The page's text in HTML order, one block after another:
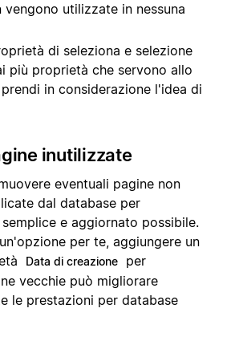
vengono utilizzate in nessuna
di seleziona e selezione
più proprietà che servono allo
in considerazione l'idea di
inutilizzate
eventuali pagine non
dal database per
e aggiornato possibile.
per te, aggiungere un
Data di creazione
per
vecchie può migliorare
le prestazioni per database